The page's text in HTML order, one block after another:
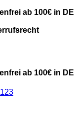
ab 100€ in DE
ab 100€ in DE